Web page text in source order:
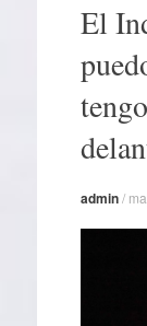
contenido
El
admin/